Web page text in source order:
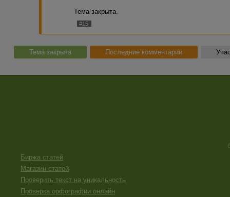
Тема закрыта.
#15
Тема закрыта Последние комментарии
Биржа статей
Магазин статей
Проверить текст на уникальность
Проверка орфографии онлайн